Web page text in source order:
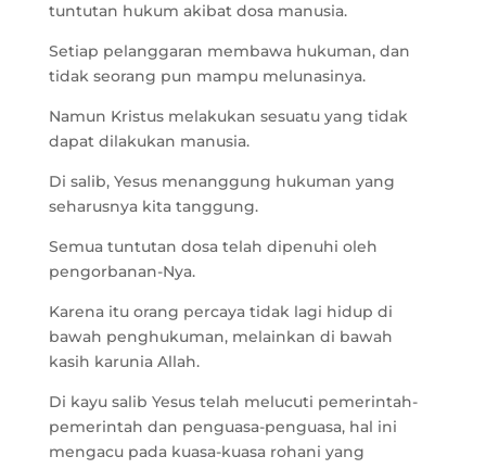
tuntutan hukum akibat dosa manusia.
Setiap pelanggaran membawa hukuman, dan
tidak seorang pun mampu melunasinya.
Namun Kristus melakukan sesuatu yang tidak
dapat dilakukan manusia.
Di salib, Yesus menanggung hukuman yang
seharusnya kita tanggung.
Semua tuntutan dosa telah dipenuhi oleh
pengorbanan-Nya.
Karena itu orang percaya tidak lagi hidup di
bawah penghukuman, melainkan di bawah
kasih karunia Allah.
Di kayu salib Yesus telah melucuti pemerintah-
pemerintah dan penguasa-penguasa, hal ini
mengacu pada kuasa-kuasa rohani yang